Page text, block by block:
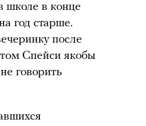
школе в конце
год старше.
после
Спейси якобы
говорить